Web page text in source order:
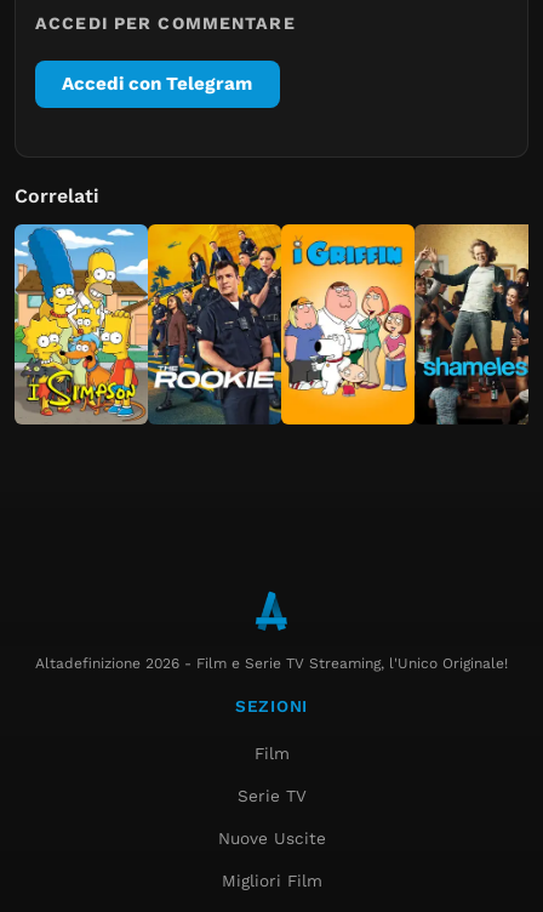
ACCEDI PER COMMENTARE
Accedi con Telegram
Correlati
Altadefinizione 2026 - Film e Serie TV Streaming, l'Unico Originale!
SEZIONI
Film
Serie TV
Nuove Uscite
Migliori Film